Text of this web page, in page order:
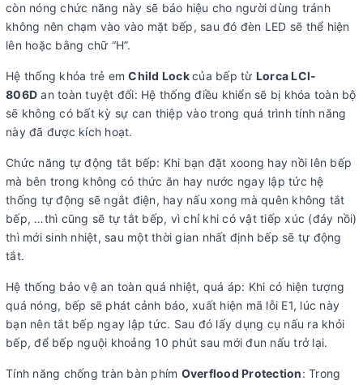
còn nóng chức năng này sẽ báo hiệu cho người dùng tránh
không nên chạm vào vào mặt bếp, sau đó đèn LED sẽ thể hiện
lên hoặc bằng chữ “H”.
Hệ thống khóa trẻ emChild Lockcủa bếp từ Lorca LCI-
806D an toàn tuyệt đối: Hệ thống điều khiển sẽ bị khóa toàn bộ
sẽ không có bất kỳ sự can thiệp vào trong quá trình tính năng
này đã được kích hoạt.
Chức năng tự động tắt bếp: Khi bạn đặt xoong hay nồi lên bếp
mà bên trong không có thức ăn hay nước ngay lập tức hệ
thống tự động sẽ ngắt điện, hay nấu xong mà quên không tắt
bếp, …thì cũng sẽ tự tắt bếp, vì chỉ khi có vật tiếp xúc (đáy nồi)
thì mới sinh nhiệt, sau một thời gian nhất định bếp sẽ tự động
tắt.
Hệ thống bảo vệ an toàn quá nhiệt, quá áp: Khi có hiện tượng
quá nóng, bếp sẽ phát cảnh báo, xuất hiện mã lỗi E1, lúc này
bạn nên tắt bếp ngay lập tức. Sau đó lấy dụng cụ nấu ra khỏi
bếp, để bếp nguội khoảng 10 phút sau mới đun nấu trở lại.
Tính năng chống tràn bàn phím Overflood Protection: Trong